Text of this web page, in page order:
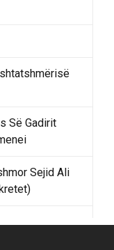
Së Gadirit
Sejid Ali